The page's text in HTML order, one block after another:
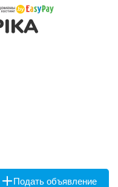
Подать объявление